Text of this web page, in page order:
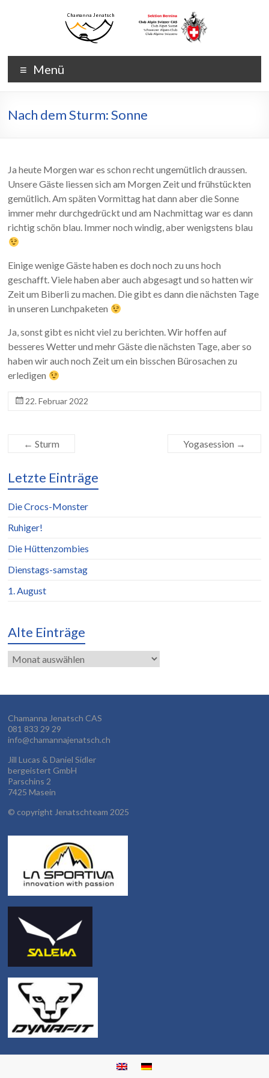
Chamanna
Jenatsch
Chamanna
Jenatsch
CAS
Menü
Nach dem Sturm: Sonne
Ja heute Morgen war es schon recht ungemütlich draussen.
Unsere Gäste liessen sich am Morgen Zeit und frühstückten
gemütlich. Am späten Vormittag hat dann aber die Sonne
immer mehr durchgedrückt und am Nachmittag war es dann
richtig schön blau. Immer noch windig, aber wenigstens blau
Einige wenige Gäste haben es doch noch zu uns hoch
geschafft. Viele haben aber auch abgesagt und so hatten wir
Zeit um Biberli zu machen. Die gibt es dann die nächsten Tage
in unseren Lunchpaketen
Ja, sonst gibt es nicht viel zu berichten. Wir hoffen auf
besseres Wetter und mehr Gäste die nächsten Tage, aber so
haben wir auch noch Zeit um ein bisschen Bürosachen zu
erledigen
22. Februar 2022
← Sturm Yogasession →
Letzte Einträge
Die Crocs-Monster
Ruhiger!
Die Hüttenzombies
Dienstags-samstag
1. August
Alte Einträge
Alte
Einträge
Chamanna Jenatsch CAS
081 833 29 29
info@chamannajenatsch.ch
Jill Lucas & Daniel Sidler
bergeistert GmbH
Parschins 2
7425 Masein
© copyright Jenatschteam 2025